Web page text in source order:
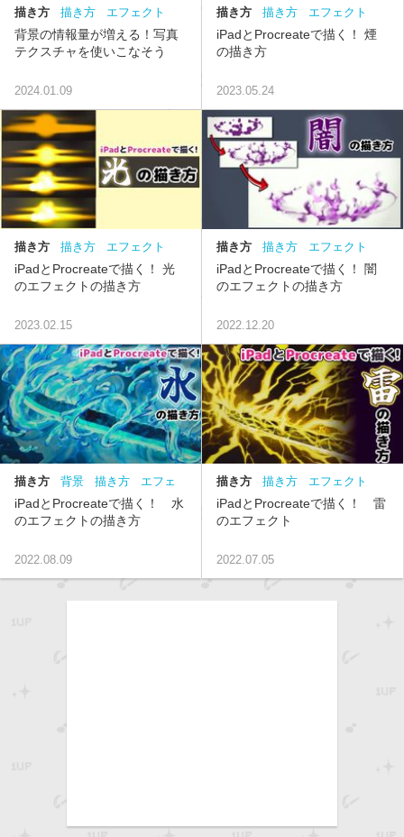
描き方 描き方
エフェクト
中級
背景の情報量が増える！写真
テクスチャを使いこなそう
2024.01.09
描き方 描き方
エフェクト
中級
iPadとProcreateで描く！ 煙
の描き方
2023.05.24
描き方 描き方
エフェクト
中級
iPadとProcreateで描く！ 光
のエフェクトの描き方
2023.02.15
描き方 描き方
エフェクト
中級
iPadとProcreateで描く！ 闇
のエフェクトの描き方
2022.12.20
描き方 背景 描き方
エフェ
クト
中級
iPadとProcreateで描く！ 水
のエフェクトの描き方
2022.08.09
描き方 描き方
エフェクト
背景
中級
iPadとProcreateで描く！ 雷
のエフェクト
2022.07.05